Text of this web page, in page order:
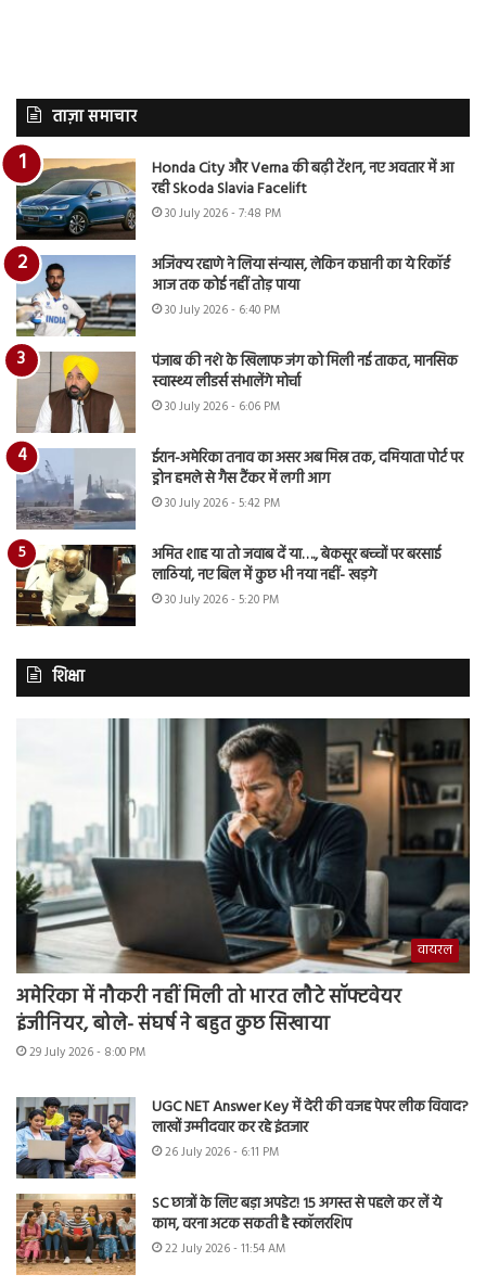
ताज़ा समाचार
Honda City और Verna की बढ़ी टेंशन, नए अवतार में आ
रही Skoda Slavia Facelift
30 July 2026 - 7:48 PM
अजिंक्य रहाणे ने लिया संन्यास, लेकिन कप्तानी का ये रिकॉर्ड
आज तक कोई नहीं तोड़ पाया
30 July 2026 - 6:40 PM
पंजाब की नशे के खिलाफ जंग को मिली नई ताकत, मानसिक
स्वास्थ्य लीडर्स संभालेंगे मोर्चा
30 July 2026 - 6:06 PM
ईरान-अमेरिका तनाव का असर अब मिस्र तक, दमियाता पोर्ट पर
ड्रोन हमले से गैस टैंकर में लगी आग
30 July 2026 - 5:42 PM
अमित शाह या तो जवाब दें या…., बेकसूर बच्चों पर बरसाई
लाठियां, नए बिल में कुछ भी नया नहीं- खड़गे
30 July 2026 - 5:20 PM
शिक्षा
वायरल
अमेरिका में नौकरी नहीं मिली तो भारत लौटे सॉफ्टवेयर
इंजीनियर, बोले- संघर्ष ने बहुत कुछ सिखाया
29 July 2026 - 8:00 PM
UGC NET Answer Key में देरी की वजह पेपर लीक विवाद?
लाखों उम्मीदवार कर रहे इंतजार
26 July 2026 - 6:11 PM
SC छात्रों के लिए बड़ा अपडेट! 15 अगस्त से पहले कर लें ये
काम, वरना अटक सकती है स्कॉलरशिप
22 July 2026 - 11:54 AM